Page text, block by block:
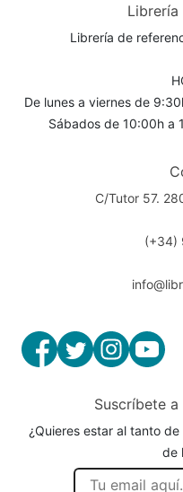
Librería
Librería de
De lunes a viernes de
Sábados de 10:00h a
C/Tutor 57.
(+34)
Suscríbete
¿Quieres estar al tanto
de